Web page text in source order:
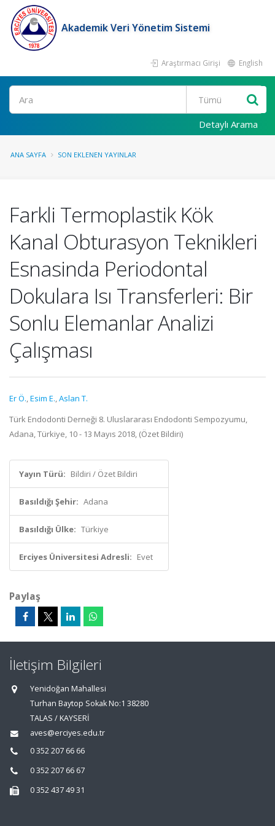
Akademik Veri Yönetim Sistemi
Araştırmacı Girişi English
Ara
Detaylı Arama
ANA SAYFA SON EKLENEN YAYINLAR
Farkli Termoplastik Kök
Kanal Obturasyon Teknikleri
Esnasinda Periodontal
Dokulara Isı Transferleri: Bir
Sonlu Elemanlar Analizi
Çalışması
Er Ö.,Esim E.,Aslan T.
Türk Endodonti Derneği 8. Uluslararası Endodonti Sempozyumu,
Adana, Türkiye, 10 - 13 Mayıs 2018, (Özet Bildiri)
Yayın Türü: Bildiri / Özet Bildiri
Basıldığı Şehir: Adana
Basıldığı Ülke: Türkiye
Erciyes Üniversitesi Adresli: Evet
Paylaş
İletişim Bilgileri
Yenidoğan Mahallesi
Turhan Baytop Sokak No:1 38280
TALAS / KAYSERİ
aves@erciyes.edu.tr
0 352 207 66 66
0 352 207 66 67
0 352 437 49 31